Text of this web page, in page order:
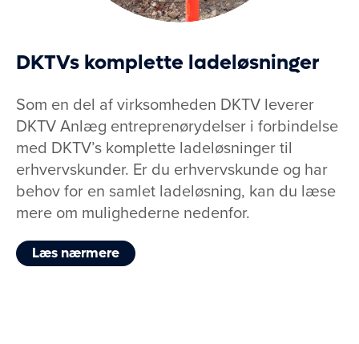
DKTVs komplette ladeløsninger
Som en del af virksomheden DKTV leverer
DKTV Anlæg entreprenørydelser i forbindelse
med DKTV’s komplette ladeløsninger til
erhvervskunder. Er du erhvervskunde og har
behov for en samlet ladeløsning, kan du læse
mere om mulighederne nedenfor.
Læs nærmere